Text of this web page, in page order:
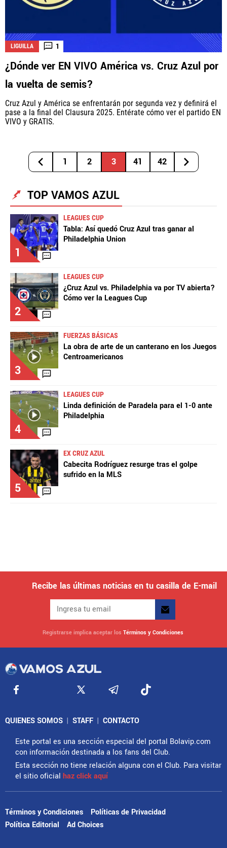
LIGUILLA 1
¿Dónde ver EN VIVO América vs. Cruz Azul por
la vuelta de semis?
Cruz Azul y América se enfrentarán por segunda vez y definirá el
pase a la final del Clausura 2025. Entérate cómo ver el partido EN
VIVO y GRATIS.
1 2 3 41 42
TOP VAMOS AZUL
1
LEAGUES CUP
Tabla: Así quedó Cruz Azul tras ganar al
Philadelphia Union
2
LEAGUES CUP
¿Cruz Azul vs. Philadelphia va por TV abierta?
Cómo ver la Leagues Cup
3
FUERZAS BÁSICAS
La obra de arte de un canterano en los Juegos
Centroamericanos
4
LEAGUES CUP
Linda definición de Paradela para el 1-0 ante
Philadelphia
5
EX CRUZ AZUL
Cabecita Rodríguez resurge tras el golpe
sufrido en la MLS
Recibe las últimas noticias en tu casilla de E-mail
Registrarse implica aceptar los Términos y Condiciones
QUIENES SOMOS | STAFF | CONTACTO
Este portal es una sección especial del portal Bolavip.com
con información destinada a los fans del Club.
Esta sección no tiene relación alguna con el Club. Para visitar
el sitio oficial haz click aquí
Términos y Condiciones
Políticas de Privacidad
Política Editorial
Ad Choices